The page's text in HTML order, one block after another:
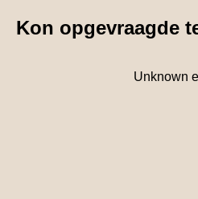
Kon opgevraagde
Unknown